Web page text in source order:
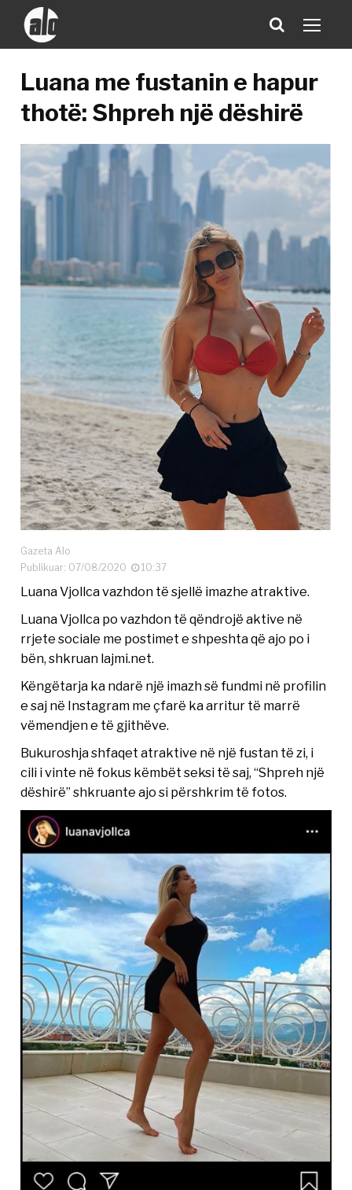
Luana me fustanin e hapur
thotë: Shpreh një dëshirë
Gazeta Alo
Publikuar: 07/08/2020
10:37
Luana Vjollca vazhdon të sjellë imazhe atraktive.
Luana Vjollca po vazhdon të qëndrojë aktive në
rrjete sociale me postimet e shpeshta që ajo po i
bën, shkruan lajmi.net.
Këngëtarja ka ndarë një imazh së fundmi në profilin
e saj në Instagram me çfarë ka arritur të marrë
vëmendjen e të gjithëve.
Bukuroshja shfaqet atraktive në një fustan të zi, i
cili i vinte në fokus këmbët seksi të saj, “Shpreh një
dëshirë” shkruante ajo si përshkrim të fotos.